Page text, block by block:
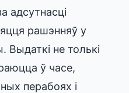
адсутнасці
рашэнняў у
Выдаткі не толькі
ў часе,
перабоях і